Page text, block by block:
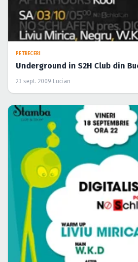
PETRECERI
Underground in S2H Club din
23 sept. 2009·Lucian